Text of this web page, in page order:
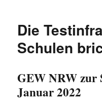
Die
Schulen
GEW NRW zur
Januar 2022